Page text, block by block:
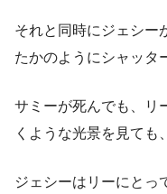
それと同時にジェシー
たかのようにシャッタ
サミーが死んでも、リ
くような光景を見ても
ジェシーはリーにとっ